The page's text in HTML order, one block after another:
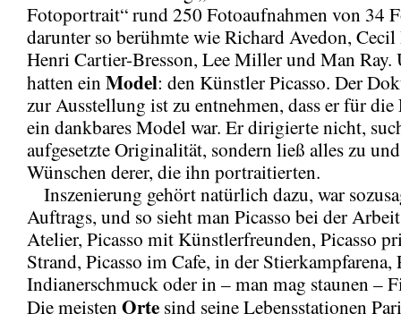
Fotoportrait“ rund 250 Fotoaufnahmen von 34
darunter so berühmte wie Richard Avedon, Cecil
Henri Cartier-Bresson, Lee Miller und Man Ray.
hatten ein Model: den Künstler Picasso. Der
zur Ausstellung ist zu entnehmen, dass er für
ein dankbares Model war. Er dirigierte nicht,
aufgesetzte Originalität, sondern ließ alles zu
Wünschen derer, die ihn portraitierten.
Inszenierung gehört natürlich dazu, war
Auftrags, und so sieht man Picasso bei der
Atelier, Picasso mit Künstlerfreunden, Picasso
Strand, Picasso im Cafe, in der Stierkampfarena,
Indianerschmuck oder in – man mag staunen –
Die meisten Orte sind seine Lebensstationen